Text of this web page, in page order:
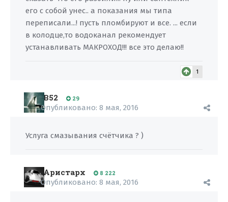
его с собой унес.. а показания мы типа
переписали...! пусть пломбируют и все. ... если
в колодце,то водоканал рекомендует
устанавливать МАКРОХОД!!! все это делаю!!
1
B52 29
Опубликовано: 8 мая, 2016
Услуга смазывания счётчика ? )
Аристарх 8 222
Опубликовано: 8 мая, 2016